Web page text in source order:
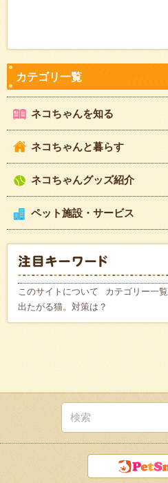
ネコちゃんを知る
ネコちゃんと暮らす
ネコちゃんグッズ紹介
ペット施設・サービス
このサイトについて カテゴリー一覧
出たがる猫。対策は？